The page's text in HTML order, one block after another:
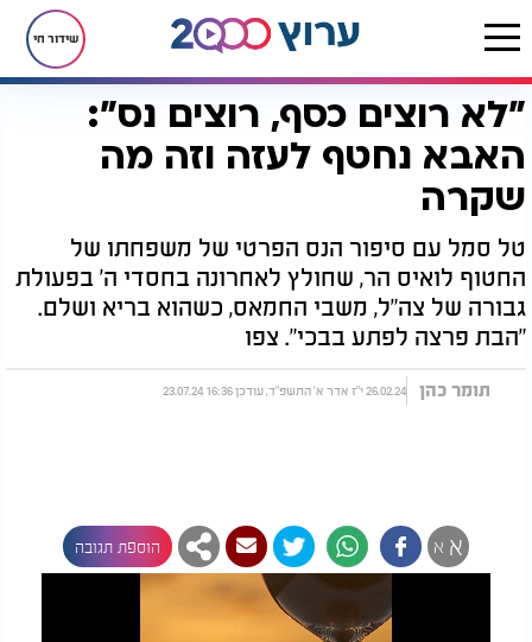
שידור חי
דף הבית יהדות "לא רוצים כסף, רוצים נס": האבא נחטף לעזה וזה מה שקרה
"לא רוצים כסף, רוצים נס":
האבא נחטף לעזה וזה מה
שקרה
טל סמל עם סיפור הנס הפרטי של משפחתו של
החטוף לואיס הר, שחולץ לאחרונה בחסדי ה' בפעולת
גבורה של צה"ל, משבי החמאס, כשהוא בריא ושלם.
"הבת פרצה לפתע בבכי". צפו
תומר כהן 26.02.24 י"ז אדר א' התשפ"ד, עודכן 16:36 23.07.24
א א הוספת תגובה